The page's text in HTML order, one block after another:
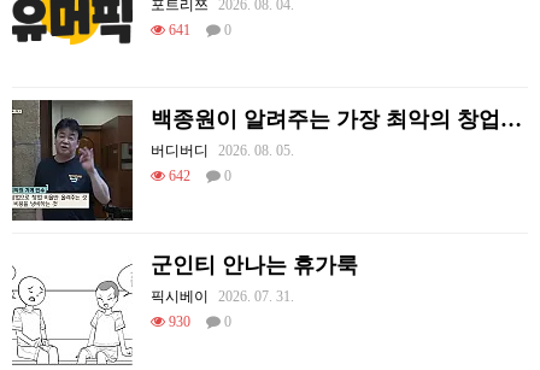
포트리쯔
2026. 08. 04.
641
0
백종원이 알려주는 가장 최악의 창업과정 .JPG
버디버디
2026. 08. 05.
642
0
군인티 안나는 휴가룩
픽시베이
2026. 07. 31.
930
0